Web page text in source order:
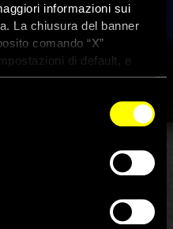
informazioni sui
La chiusura del banner
comando “X”
di default, e
con i cookie
e hate
in cima
contenuti